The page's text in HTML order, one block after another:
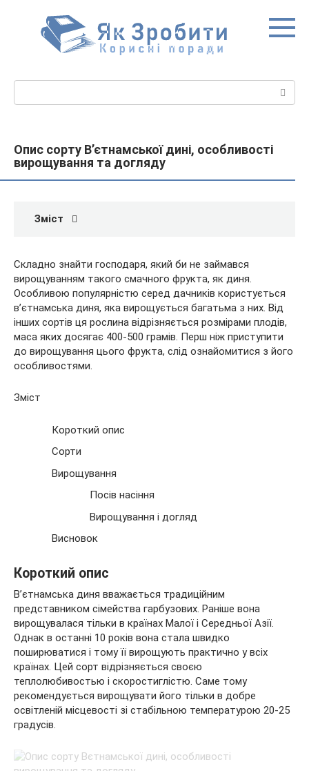
Опис сорту В’єтнамської дині, особливості
вирощування та догляду
Зміст
Складно знайти господаря, який би не займався
вирощуванням такого смачного фрукта, як диня.
Особливою популярністю серед дачників користується
в’єтнамська диня, яка вирощується багатьма з них. Від
інших сортів ця рослина відрізняється розмірами плодів,
маса яких досягає 400-500 грамів. Перш ніж приступити
до вирощування цього фрукта, слід ознайомитися з його
особливостями.
Зміст
Короткий опис
Сорти
Вирощування
Посів насіння
Вирощування і догляд
Висновок
Короткий опис
В’єтнамська диня вважається традиційним
представником сімейства гарбузових. Раніше вона
вирощувалася тільки в країнах Малої і Середньої Азії.
Однак в останні 10 років вона стала швидко
поширюватися і тому її вирощують практично у всіх
країнах. Цей сорт відрізняється своєю
теплолюбивостью і скоростиглістю. Саме тому
рекомендується вирощувати його тільки в добре
освітленій місцевості зі стабільною температурою 20-25
градусів.